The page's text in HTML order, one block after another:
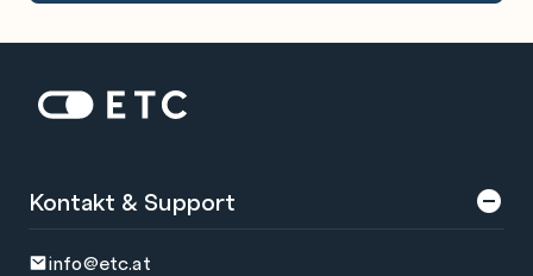
Startseite: ETC
Kontakt & Support
info@etc.at